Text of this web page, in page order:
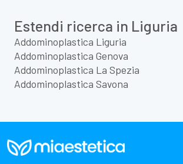
Estendi ricerca in Liguria
Addominoplastica Liguria
Addominoplastica Genova
Addominoplastica La Spezia
Addominoplastica Savona